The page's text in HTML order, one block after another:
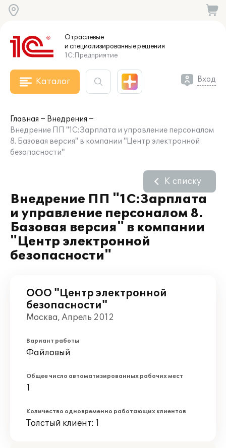
Отраслевые
и специализированныерешения
1С:Предприятие
Каталог Вход
Главная
Внедрения
Внедрение ПП "1С:Зарплата и управление персоналом
8. Базовая версия" в компании "Центр электронной
безопасности"
Внедрение ПП "1С:Зарплата
и управление персоналом 8.
Базовая версия" в компании
"Центр электронной
безопасности"
К списку
ООО "Центр электронной
безопасности"
Москва, Апрель 2012
Вариант работы
Файловый
Общее число автоматизированных рабочих мест
1
Количество одновременно работающих клиентов
Толстый клиент: 1